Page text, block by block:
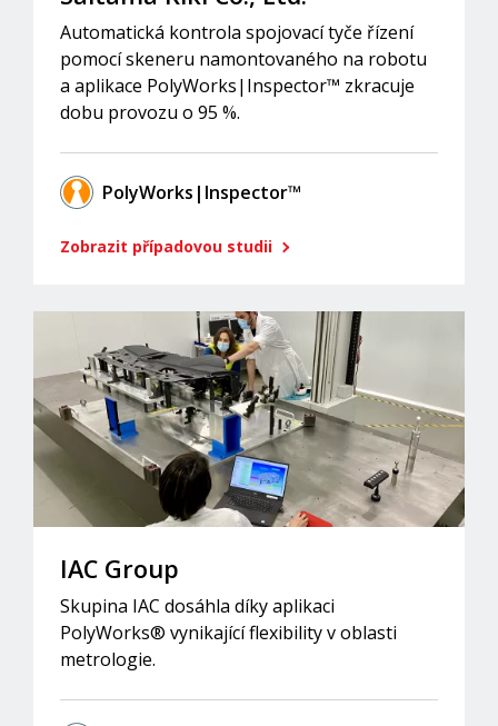
Automatická kontrola spojovací tyče řízení
pomocí skeneru namontovaného na robotu
a aplikace PolyWorks|Inspector™ zkracuje
dobu provozu o 95 %.
PolyWorks|Inspector™
Zobrazit případovou studii
IAC Group
Skupina IAC dosáhla díky aplikaci
PolyWorks® vynikající flexibility v oblasti
metrologie.